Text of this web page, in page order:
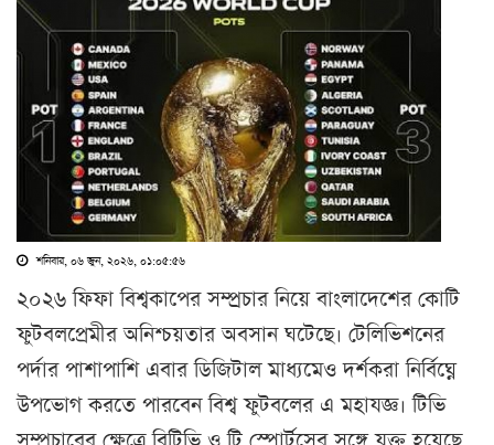
শনিবার, ০৬ জুন, ২০২৬, ০১:০৫:৫৬
২০২৬ ফিফা বিশ্বকাপের সম্প্রচার নিয়ে বাংলাদেশের কোটি
ফুটবলপ্রেমীর অনিশ্চয়তার অবসান ঘটেছে। টেলিভিশনের
পর্দার পাশাপাশি এবার ডিজিটাল মাধ্যমেও দর্শকরা নির্বিঘ্নে
উপভোগ করতে পারবেন বিশ্ব ফুটবলের এ মহাযজ্ঞ। টিভি